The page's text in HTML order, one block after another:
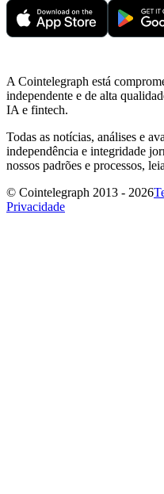
A Cointelegraph está
independente e de alta
IA e fintech.
Todas as notícias, análises e
independência e integridade
nossos padrões e processos,
© Cointelegraph 2013 - 2026
Privacidade